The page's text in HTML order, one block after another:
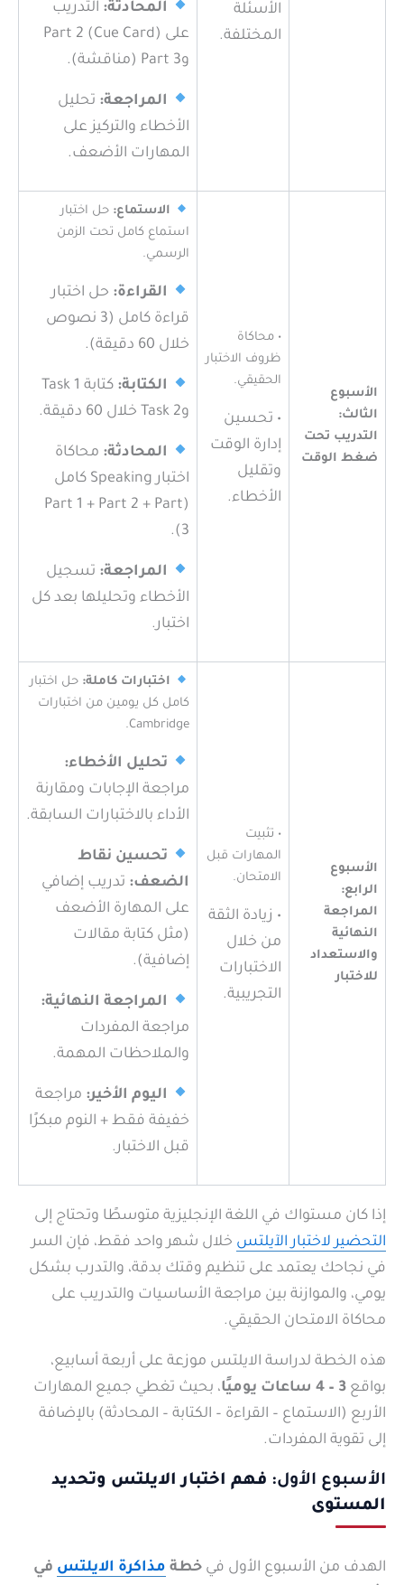
الأسئلة
المختلفة.
المحادثة: التدريب
على Part 2 (Cue Card)
وPart 3 (مناقشة).
المراجعة: تحليل
الأخطاء والتركيز على
المهارات الأضعف.
الأسبوع
الثالث:
التدريب تحت
ضغط الوقت
• محاكاة
ظروف الاختبار
الحقيقي.
• تحسين
إدارة الوقت
وتقليل
الأخطاء.
الاستماع: حل اختبار
استماع كامل تحت الزمن
الرسمي.
القراءة: حل اختبار
قراءة كامل (3 نصوص
خلال 60 دقيقة).
الكتابة:
كتابة Task 1
وTask 2 خلال 60 دقيقة.
المحادثة: محاكاة
اختبار Speaking كامل
(Part 1 + Part 2 + Part
3).
المراجعة: تسجيل
الأخطاء وتحليلها بعد كل
اختبار.
الأسبوع
الرابع:
المراجعة
النهائية
والاستعداد
للاختبار
• تثبيت
المهارات قبل
الامتحان.
• زيادة الثقة
من خلال
الاختبارات
التجريبية.
اختبارات كاملة: حل اختبار
كامل كل يومين من اختبارات
Cambridge.
تحليل الأخطاء:
مراجعة الإجابات ومقارنة
الأداء بالاختبارات السابقة.
تحسين نقاط
الضعف: تدريب إضافي
على المهارة الأضعف
(مثل كتابة مقالات
إضافية).
المراجعة النهائية:
مراجعة المفردات
والملاحظات المهمة.
اليوم الأخير: مراجعة
خفيفة فقط + النوم مبكرًا
قبل الاختبار.
إذا كان مستواك في اللغة الإنجليزية متوسطًا وتحتاج إلى
التحضير لاختبار الآيلتس خلال شهر واحد فقط، فإن السر
في نجاحك يعتمد على تنظيم وقتك بدقة، والتدرب بشكل
يومي، والموازنة بين مراجعة الأساسيات والتدريب على
محاكاة الامتحان الحقيقي.
هذه الخطة لدراسة الايلتس موزعة على أربعة أسابيع،
بواقع 3 – 4 ساعات يوميًا
، بحيث تغطي جميع المهارات
الأربع (الاستماع – القراءة – الكتابة – المحادثة) بالإضافة
إلى تقوية المفردات.
الأسبوع الأول: فهم اختبار الايلتس وتحديد
المستوى
الهدف من الأسبوع الأول في خطة مذاكرة الايلتس في